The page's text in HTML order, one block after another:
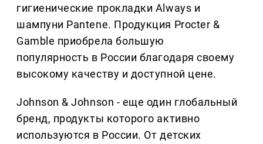
гигиенические прокладки Always и
шампуни Pantene. Продукция Procter &
Gamble приобрела большую
популярность в России благодаря своему
высокому качеству и доступной цене.
Johnson & Johnson - еще один глобальный
бренд, продукты которого активно
используются в России. От детских